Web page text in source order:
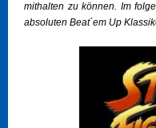
mithalten zu können. Im
absoluten Beat´em Up